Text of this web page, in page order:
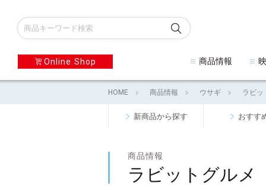
Online Shop 商品情報
HOME 商品情報 ウサギ ラビ
新商品から探す おすす
商品情報
ラビットグル